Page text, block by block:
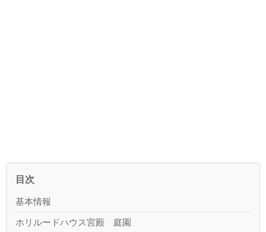
目次
基本情報
ホリルードハウス宮殿 庭園